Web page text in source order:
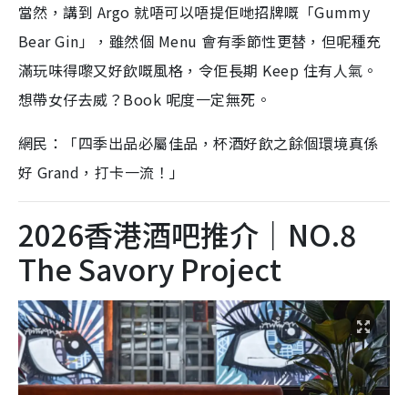
當然，講到 Argo 就唔可以唔提佢哋招牌嘅「Gummy
Bear Gin」，雖然個 Menu 會有季節性更替，但呢種充
滿玩味得嚟又好飲嘅風格，令佢長期 Keep 住有人氣。
想帶女仔去威？Book 呢度一定無死。
網民：「四季出品必屬佳品，杯酒好飲之餘個環境真係
好 Grand，打卡一流！」
2026香港酒吧推介｜NO.8
The Savory Project